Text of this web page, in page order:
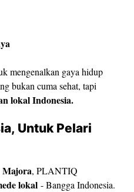
mengenalkan gaya hidup
bukan cuma sehat, tapi
lokal Indonesia.
Untuk Pelari
Majora, PLANTIQ
lokal - Bangga Indonesia.